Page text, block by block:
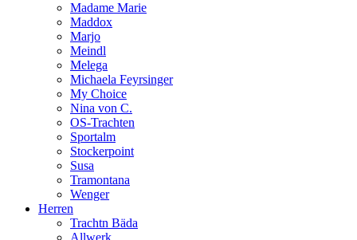
Madame Marie
Maddox
Marjo
Meindl
Melega
Michaela Feyrsinger
My Choice
Nina von C.
OS-Trachten
Sportalm
Stockerpoint
Susa
Tramontana
Wenger
Herren
Trachtn Bäda
Allwerk